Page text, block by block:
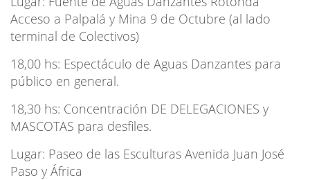
Acceso a Palpalá y Mina 9 de Octubre (al lado
terminal de Colectivos)
18,00 hs: Espectáculo de Aguas Danzantes para
público en general.
18,30 hs: Concentración DE DELEGACIONES y
MASCOTAS para desfiles.
Lugar: Paseo de las Esculturas Avenida Juan José
Paso y África